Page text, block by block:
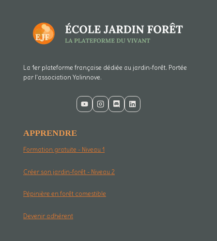
La 1er plateforme française dédiée au jardin-forêt. Portée
par l'association Yalinnove.
APPRENDRE
Formation gratuite - Niveau 1
Créer son jardin-forêt - Niveau 2
Pépinière en forêt comestible
Devenir adhérent